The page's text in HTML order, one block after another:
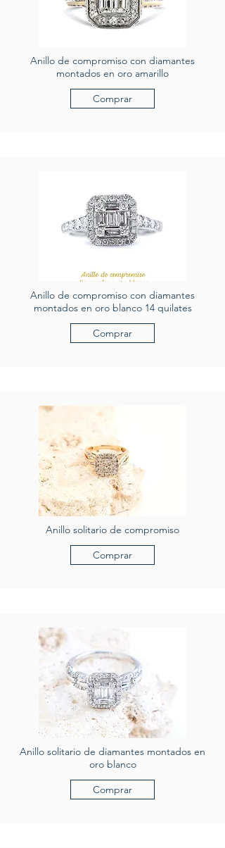
Anillo de compromiso con diamantes
montados en oro amarillo
Comprar
Anillo de compromiso con diamantes
montados en oro blanco 14 quilates
Comprar
Anillo solitario de compromiso
Comprar
Anillo solitario de diamantes montados en
oro blanco
Comprar